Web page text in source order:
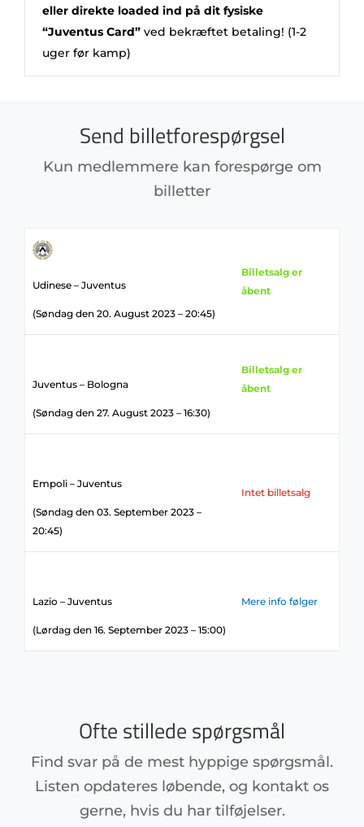
eller direkte loaded ind på dit fysiske
“Juventus Card” ved bekræftet betaling! (1-2
uger før kamp)
Send billetforespørgsel
Kun medlemmere kan forespørge om
billetter
Udinese – Juventus
(Søndag den 20. August 2023 – 20:45)
Billetsalg er
åbent
Juventus – Bologna
(Søndag den 27. August 2023 – 16:30)
Billetsalg er
åbent
Empoli – Juventus
(Søndag den 03. September 2023 –
20:45)
Intet billetsalg
Lazio – Juventus
(Lørdag den 16. September 2023 – 15:00)
Mere info følger
Ofte stillede spørgsmål
Find svar på de mest hyppige spørgsmål.
Listen opdateres løbende, og kontakt os
gerne, hvis du har tilføjelser.